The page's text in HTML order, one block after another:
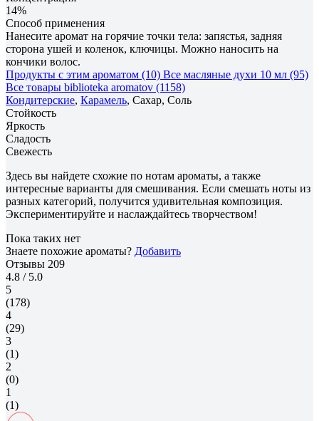
14%
Способ применения
Нанесите аромат на горячие точки тела: запястья, задняя
сторона ушей и коленок, ключицы. Можно наносить на
кончики волос.
Продукты с этим ароматом (10) Все масляные духи 10 мл (95)
Все товары biblioteka aromatov (1158)
Кондитерские, Карамель, Сахар, Соль
Стойкость
Яркость
Сладость
Свежесть
Здесь вы найдете схожие по нотам ароматы, а также
интересные варианты для смешивания. Если смешать ноты из
разных категорий, получится удивительная композиция.
Экспериментируйте и наслаждайтесь творчеством!
Пока таких нет
Знаете похожие ароматы? Добавить
Отзывы 209
4.8 / 5.0
5
(178)
4
(29)
3
(1)
2
(0)
1
(1)